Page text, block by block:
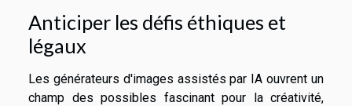
Anticiper les défis éthiques et
légaux
Les générateurs d'images assistés par IA ouvrent un
champ des possibles fascinant pour la créativité,